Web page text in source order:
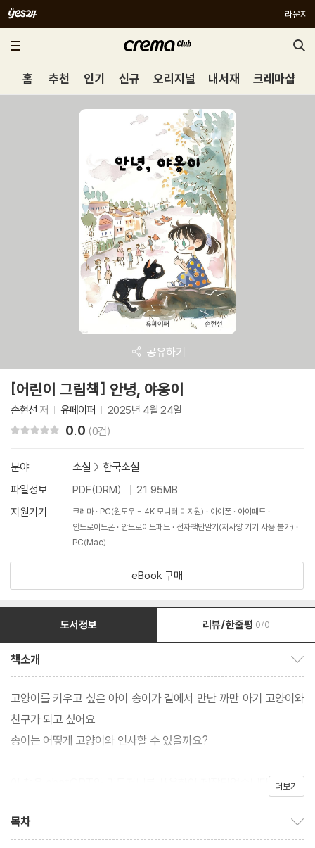
라운지
홈 추천 인기 신규 오리지널 내서재 크레마샵
공유하기
[어린이 그림책] 안녕, 야옹이
손현선 저 유페이퍼 2025년 4월 24일
0.0 (0건)
분야 소설 > 한국소설
파일정보
PDF(DRM)
21.95MB
지원기기
크레마 PC(윈도우 - 4K 모니터 미지원) 아이폰
아이패드
안드로이드폰
안드로이드패드
전자책단말기(저사양 기기 사용 불가)
PC(Mac)
eBook 구매
도서정보 리뷰/한줄평 0/0
책소개
고양이를 키우고 싶은 아이 송이가 길에서 만난 까만 아기 고양이와
친구가 되고 싶어요.
송이는 어떻게 고양이와 인사할 수 있을까요?
더보기
목차